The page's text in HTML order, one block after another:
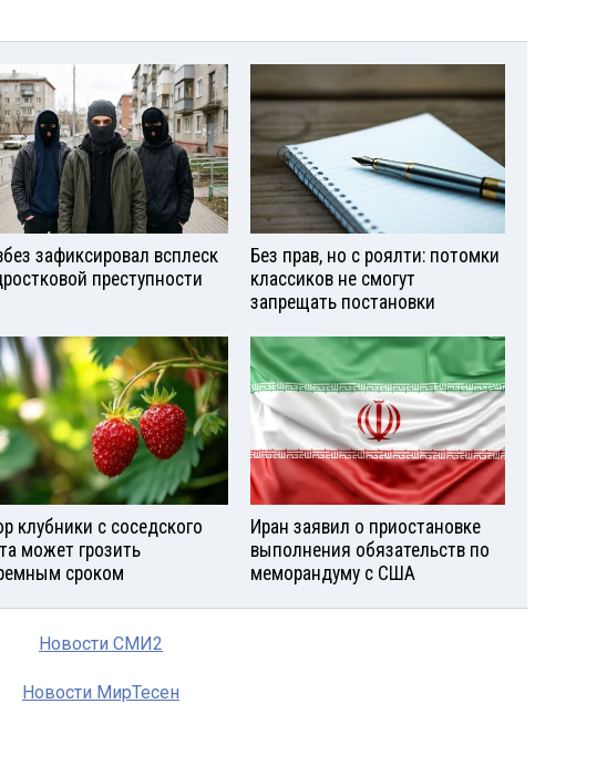
зафиксировал всплеск
преступности
Без прав, но с роялти: потомки
классиков не смогут
запрещать постановки
клубники с соседского
может грозить
сроком
Иран заявил о приостановке
выполнения обязательств по
меморандуму с США
Новости СМИ2
Новости МирТесен